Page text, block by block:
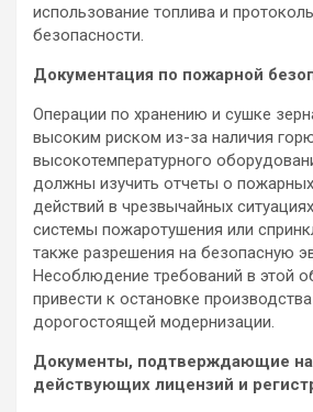
использование топлива и
безопасности.
Документация по пожарной
Операции по хранению и сушке
высоким риском из-за наличия
высокотемпературного
должны изучить отчеты о
действий в чрезвычайных
системы пожаротушения или
также разрешения на безопасную
Несоблюдение требований в этой
привести к остановке
дорогостоящей модернизации.
Документы, подтверждающие
действующих лицензий и